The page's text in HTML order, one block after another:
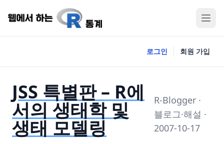
로그인 회원 가입
JSS 특별판 – R에
서의 생태학 및
생태 모델링
R-Blogger ·
블로그·해설 ·
2007-10-17